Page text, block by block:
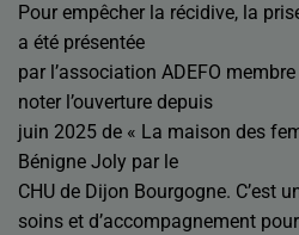
Pour empêcher la récidive, la
a été présentée
par l’association ADEFO
noter l’ouverture depuis
juin 2025 de « La maison des
Bénigne Joly par le
CHU de Dijon Bourgogne. C’est
soins et d’accompagnement